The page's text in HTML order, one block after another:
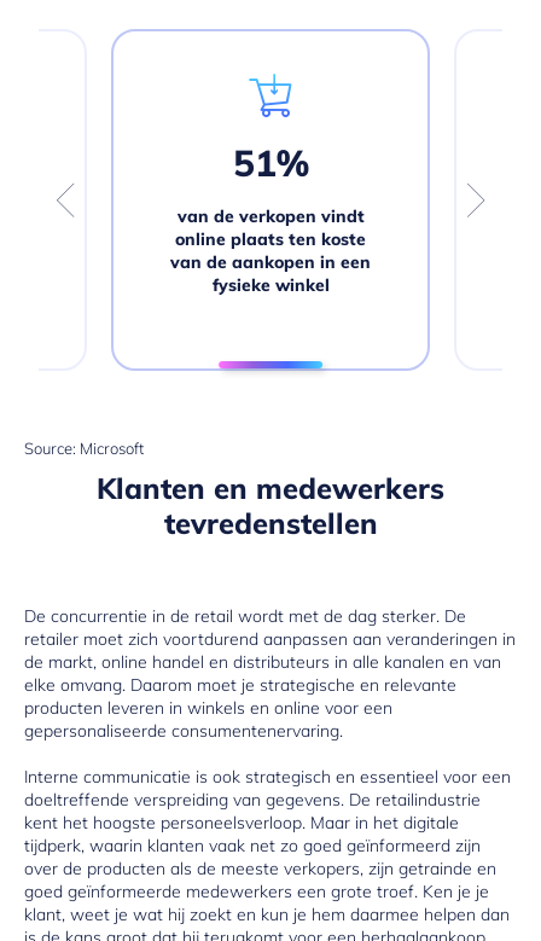
51%
van de verkopen vindt
online plaats ten koste
van de aankopen in een
fysieke winkel
Source: Microsoft
Klanten en medewerkers
tevredenstellen
De concurrentie in de retail wordt met de dag sterker. De
retailer moet zich voortdurend aanpassen aan veranderingen in
de markt, online handel en distributeurs in alle kanalen en van
elke omvang. Daarom moet je strategische en relevante
producten leveren in winkels en online voor een
gepersonaliseerde consumentenervaring.
Interne communicatie is ook strategisch en essentieel voor een
doeltreffende verspreiding van gegevens. De retailindustrie
kent het hoogste personeelsverloop. Maar in het digitale
tijdperk, waarin klanten vaak net zo goed geïnformeerd zijn
over de producten als de meeste verkopers, zijn getrainde en
goed geïnformeerde medewerkers een grote troef. Ken je je
klant, weet je wat hij zoekt en kun je hem daarmee helpen dan